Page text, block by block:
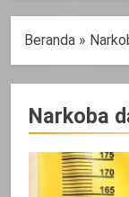
Beranda »
Narkoba